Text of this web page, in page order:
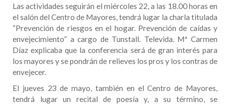
Las actividades seguirán el miércoles 22, a las 18.00 horas en
el salón del Centro de Mayores, tendrá lugar la charla titulada
“Prevención de riesgos en el hogar. Prevención de caídas y
envejecimiento” a cargo de Tunstall. Televida. Mª Carmen
Díaz explicaba que la conferencia será de gran interés para
los mayores y se pondrán de relieves los pros y los contras de
envejecer.
El jueves 23 de mayo, también en el Centro de Mayores,
tendrá lugar un recital de poesía y, a su término, se